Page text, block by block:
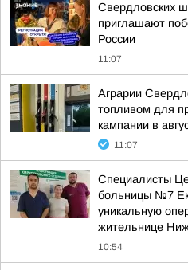
Свердловских
приглашают
России
11:07
Аграрии
топливом для
кампании в
11:07
Специалисты
больницы №7
уникальную
жительнице
10:54